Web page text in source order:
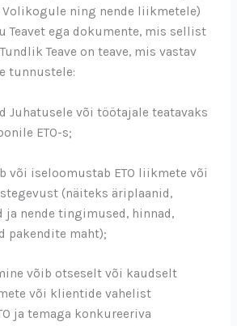
ning nende liikmetele)
Teavet ega dokumente, mis sellist
Teave on teave, mis vastav
tunnustele:
Juhatusele või töötajale teatavaks
ETO-s;
või iseloomustab ETO liikmete või
(näiteks äriplaanid,
nende tingimused, hinnad,
pakendite maht);
võib otseselt või kaudselt
või klientide vahelist
ja temaga konkureeriva